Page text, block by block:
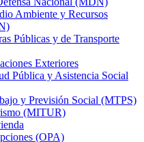
Ambiente y Recursos
Públicas y de Transporte
Exteriores
Pública y Asistencia Social
y Previsión Social (MTPS)
(MITUR)
(OPA)